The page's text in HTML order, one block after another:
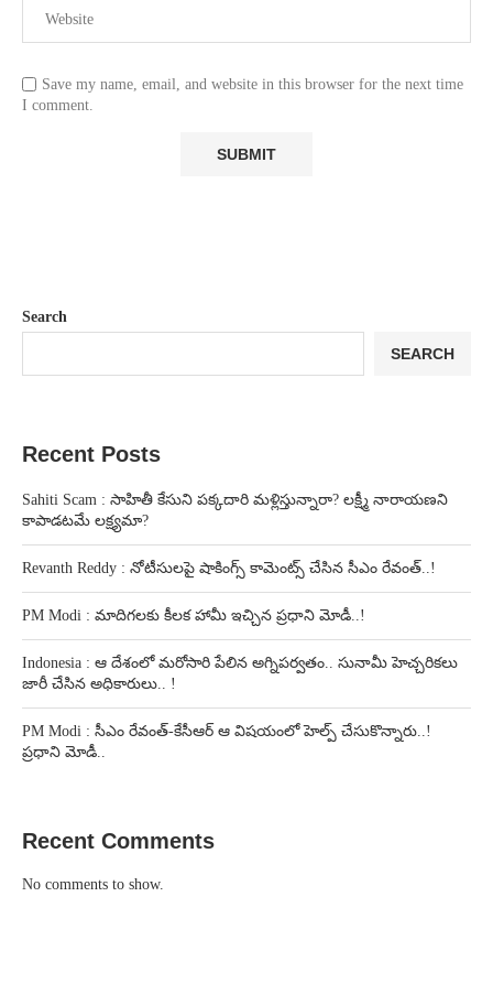
Save my name, email, and website in this browser for the next time
I comment.
Search
SEARCH
Recent Posts
Sahiti Scam : సాహితీ కేసుని పక్కదారి మళ్లిస్తున్నారా? లక్ష్మీ నారాయణని
కాపాడటమే లక్ష్యమా?
Revanth Reddy : నోటీసులపై షాకింగ్స్ కామెంట్స్ చేసిన సీఎం రేవంత్..!
PM Modi : మాదిగలకు కీలక హామీ ఇచ్చిన ప్రధాని మోడీ..!
Indonesia : ఆ దేశంలో మరోసారి పేలిన అగ్నిపర్వతం.. సునామీ హెచ్చరికలు
జారీ చేసిన అధికారులు.. !
PM Modi : సీఎం రేవంత్-కేసీఆర్ ఆ విషయంలో హెల్ప్ చేసుకొన్నారు..!
ప్రధాని మోడీ..
Recent Comments
No comments to show.